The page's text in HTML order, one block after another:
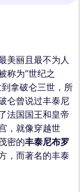
美丽且最不为人
称为“世纪之
拿破仑三世，所
仑曾说过丰泰尼
法国国王和皇帝
，就像穿越世
密的丰泰尼布罗
，而著名的丰泰